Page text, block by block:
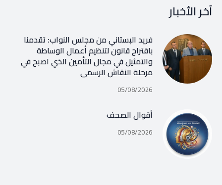
آخر الأخبار
فريد البستاني من مجلس النواب: تقدمنا
باقتراح قانون لتنظيم أعمال الوساطة
والتمثيل في مجال التأمين الذي اصبح في
مرحلة النقاش الرسمي
05/08/2026
أقوال الصحف
05/08/2026